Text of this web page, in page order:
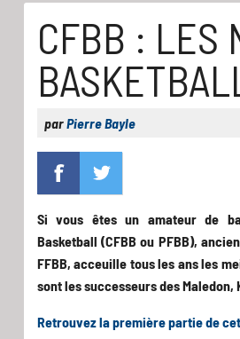
CFBB : LES
parPierre Bayle
Si vous êtes un amateur de
Basketball (CFBB ou PFBB),
FFBB, acceuille tous les ans les
sont les successeurs des
Retrouvez la première partie de